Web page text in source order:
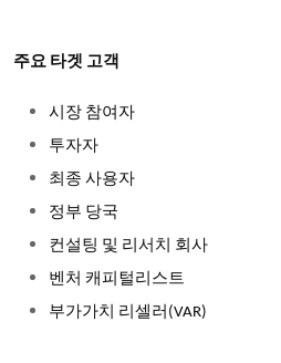
주요 타겟 고객
시장 참여자
투자자
최종 사용자
정부 당국
컨설팅 및 리서치 회사
벤처 캐피털리스트
부가가치 리셀러(VAR)